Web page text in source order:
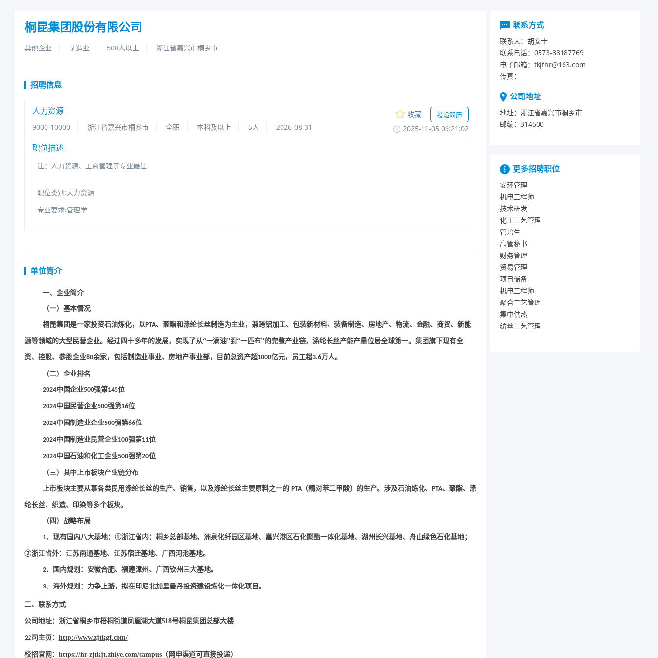
桐昆集团股份有限公司
其他企业 制造业 500人以上 浙江省嘉兴市桐乡市
招聘信息
人力资源
9000-10000 浙江省嘉兴市桐乡市 全职 本科及以上 5人 2026-08-31
收藏 投递简历
2025-11-0509:21:02
职位描述
注：人力资源、工商管理等专业最佳
职位类别:人力资源
专业要求:管理学
单位简介
一、企业简介
（一）基本情况
桐昆集团是一家投资石油炼化，以PTA、聚酯和涤纶长丝制造为主业，兼跨铝加工、包装新材料、装备制造、房地产、物流、金融、商贸、新能
源等领域的大型民营企业。经过四十多年的发展，实现了从“一滴油”到“一匹布”的完整产业链，涤纶长丝产能产量位居全球第一。集团旗下现有全
资、控股、参股企业80余家，包括制造业事业、房地产事业部，目前总资产超1000亿元，员工超3.6万人。
（二）企业排名
2024中国企业500强第145位
2024中国民营企业500强第16位
2024中国制造业企业500强第66位
2024中国制造业民营企业100强第11位
2024中国石油和化工企业500强第20位
（三）其中上市板块产业链分布
上市板块主要从事各类民用涤纶长丝的生产、销售，以及涤纶长丝主要原料之一的 PTA（精对苯二甲酸）的生产。涉及石油炼化、 PTA、聚酯、涤
纶长丝、织造、印染等多个板块。
（四）战略布局
1、现有国内八大基地：①浙江省内：桐乡总部基地、洲泉化纤园区基地、嘉兴港区石化聚酯一体化基地、湖州长兴基地、舟山绿色石化基地；
②浙江省外：江苏南通基地、江苏宿迁基地、广西河池基地。
2、国内规划：安徽合肥、福建漳州、广西钦州三大基地。
3、海外规划：力争上游，拟在印尼北加里曼丹投资建设炼化一体化项目。
二、联系方式
公司地址：浙江省桐乡市梧桐街道凤凰湖大道518号桐昆集团总部大楼
公司主页： http://www.zjtkgf.com/
校招官网：https://hr-zjtkjt.zhiye.com/campus（网申渠道可直接投递）
联系方式
联系人： 胡女士
联系电话： 0573-88187769
电子邮箱： tkjthr@163.com
传真：
公司地址
地址： 浙江省嘉兴市桐乡市
邮编： 314500
更多招聘职位
安环管理
机电工程师
技术研发
化工工艺管理
管培生
高管秘书
财务管理
贸易管理
项目储备
机电工程师
聚合工艺管理
集中供热
纺丝工艺管理